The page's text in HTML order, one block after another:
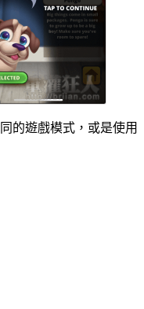
的遊戲模式，或是使用